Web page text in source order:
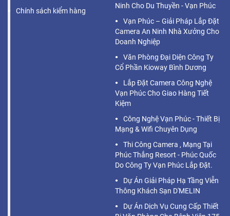
Chính sách kiểm hàng
Ninh Cho Du Thuyền - Vạn Phúc
Vạn Phúc – Giải Pháp Lắp Đặt
Camera An Ninh Nhà Xưởng Cho
Doanh Nghiệp
Văn Phòng Đại Diện Công Ty
Cổ Phần Kioway Bình Dương
Lắp Đặt Camera Công Nghệ
Vạn Phúc Cho Giao Hàng Tiết
Kiệm
Công Nghệ Vạn Phúc - Thiết Bị
Mạng & Wifi Chuyên Dụng
Thi Công Camera , Mạng Tại
Phúc Thắng Resort - Phúc Quốc
Do Công Ty Vạn Phúc Lắp Đặt.
Dự Án Giải Pháp Hạ Tầng Viễn
Thông Khách Sạn D'MELIN
Dự Án Dịch Vụ Cung Cấp Thiết